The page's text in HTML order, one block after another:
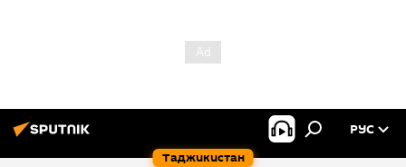
Таджикистан
РУС